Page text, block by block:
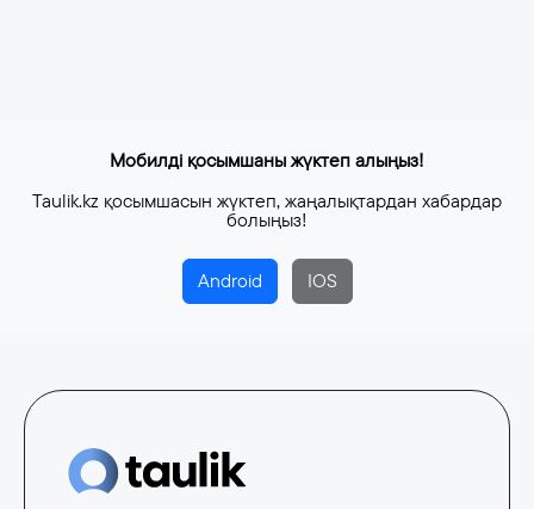
Мобилді қосымшаны жүктеп алыңыз!
Taulik.kz қосымшасын жүктеп, жаңалықтардан хабардар
болыңыз!
Android IOS